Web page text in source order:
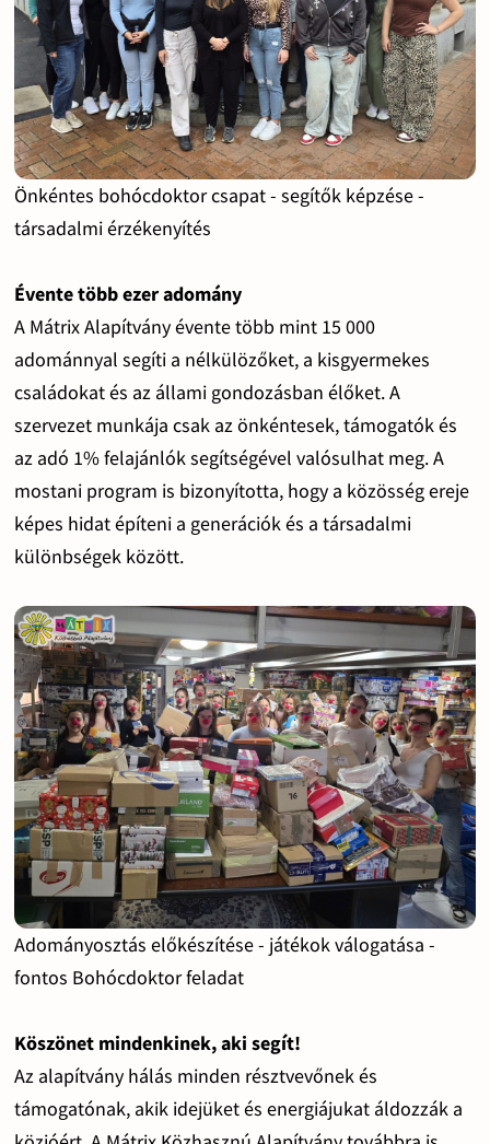
Önkéntes bohócdoktor csapat - segítők képzése -
társadalmi érzékenyítés
Évente több ezer adomány
A Mátrix Alapítvány évente több mint 15 000
adománnyal segíti a nélkülözőket, a kisgyermekes
családokat és az állami gondozásban élőket. A
szervezet munkája csak az önkéntesek, támogatók és
az adó 1% felajánlók segítségével valósulhat meg. A
mostani program is bizonyította, hogy a közösség ereje
képes hidat építeni a generációk és a társadalmi
különbségek között.
Adományosztás előkészítése - játékok válogatása -
fontos Bohócdoktor feladat
Köszönet mindenkinek, aki segít!
Az alapítvány hálás minden résztvevőnek és
támogatónak, akik idejüket és energiájukat áldozzák a